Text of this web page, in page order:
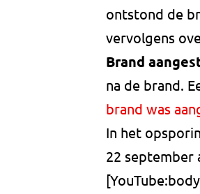
ontstond de
vervolgens
Brand
na de brand.
brand was
In het
22 september